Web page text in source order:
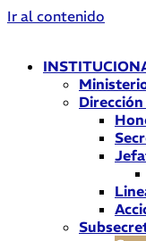
Ir al contenido